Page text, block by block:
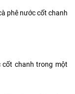
phê nước cốt chanh
cốt chanh trong một